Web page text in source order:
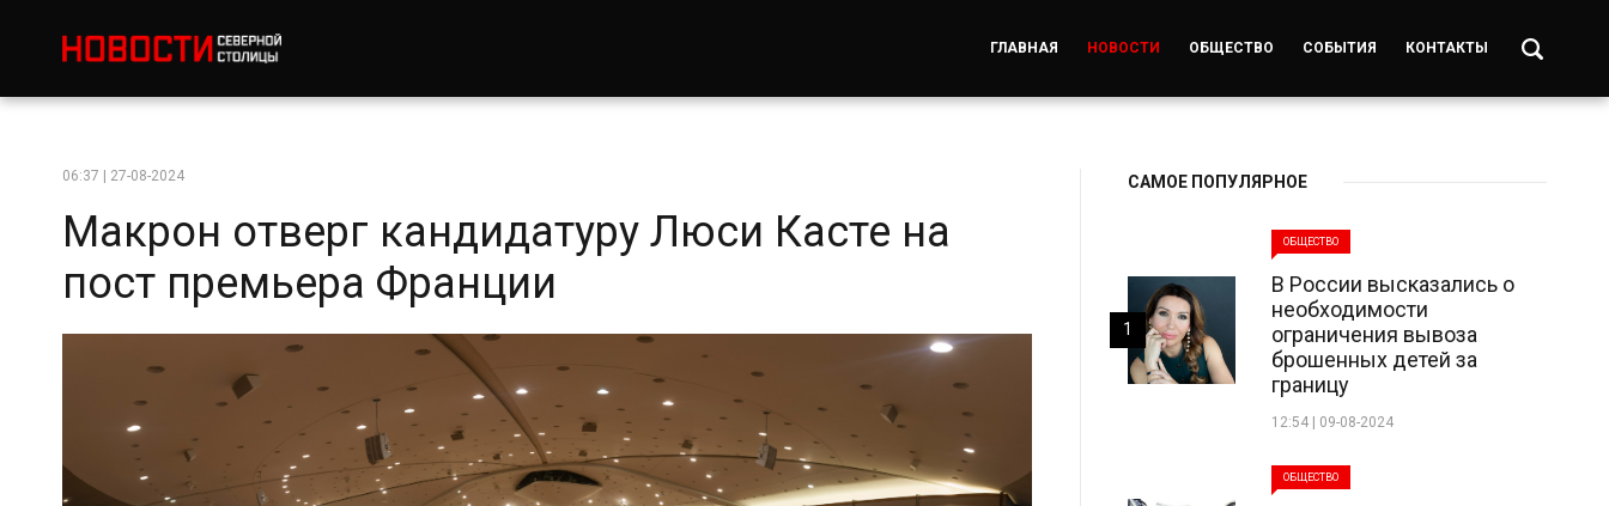
ГЛАВНАЯ НОВОСТИ ОБЩЕСТВО СОБЫТИЯ КОНТАКТЫ
06:37 | 27-08-2024
Макрон отверг кандидатуру Люси Касте на
пост премьера Франции
САМОЕ ПОПУЛЯРНОЕ
ОБЩЕСТВО
В России высказались о
необходимости
ограничения вывоза
брошенных детей за
границу
12:54 | 09-08-2024
1
ОБЩЕСТВО